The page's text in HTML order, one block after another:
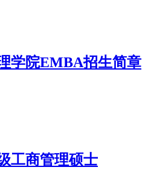
学院EMBA招生简章
工商管理硕士